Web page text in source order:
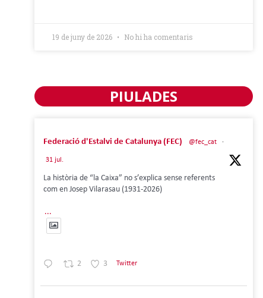
19 de juny de 2026 No hi ha comentaris
PIULADES
Federació d'Estalvi de Catalunya (FEC) @fec_cat ·
31 jul.
La història de “la Caixa” no s’explica sense referents
com en Josep Vilarasau (1931-2026)
...
2 3 Twitter